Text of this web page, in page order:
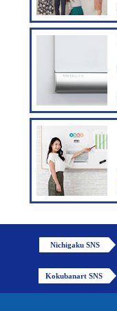
Nichigaku SNS
Kokubanart SNS